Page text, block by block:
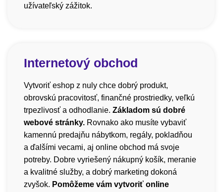
užívateľský zážitok.
Internetový obchod
Vytvoriť eshop z nuly chce dobrý produkt,
obrovskú pracovitosť, finančné prostriedky, veľkú
trpezlivosť a odhodlanie. Základom sú dobré
webové stránky. Rovnako ako musíte vybaviť
kamennú predajňu nábytkom, regály, pokladňou
a ďalšími vecami, aj online obchod má svoje
potreby. Dobre vyriešený nákupný košík, meranie
a kvalitné služby, a dobrý marketing dokoná
zvyšok. Pomôžeme vám vytvoriť online